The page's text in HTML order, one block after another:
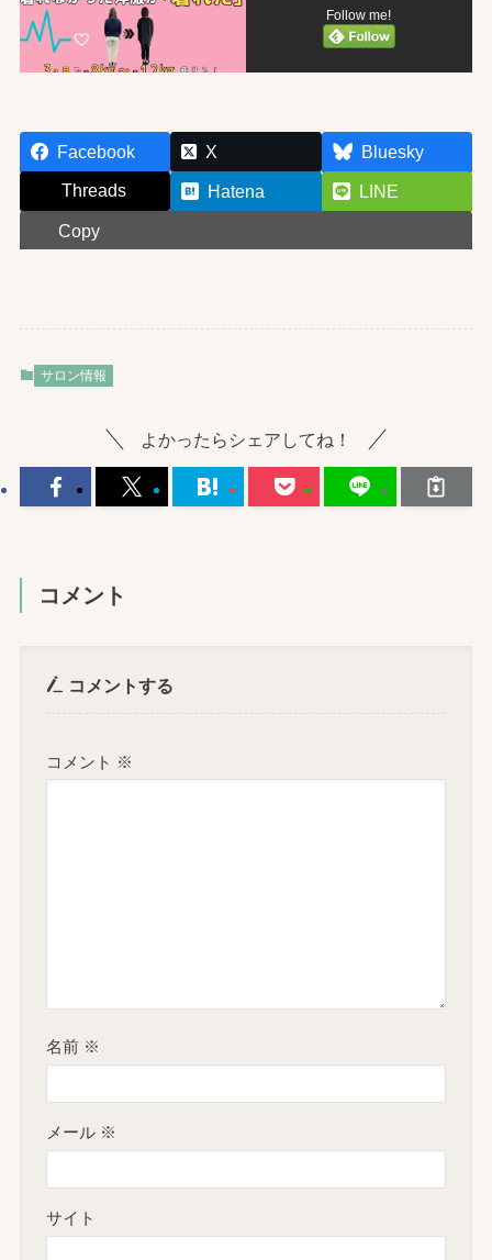
Follow me!
Facebook X
Bluesky
Threads
Hatena
LINE
Copy
サロン情報
よかったらシェアしてね！
コメント
コメントする
コメント ※
名前 ※
メール ※
サイト